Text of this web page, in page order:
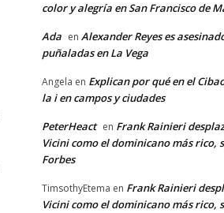
color y alegría en San Francisco de
Ada en Alexander Reyes es
puñaladas en La Vega
Angela en Explican por qué en el
la i en campos y ciudades
PeterHeact en Frank Rainieri
Vicini como el dominicano más rico,
Forbes
TimsothyEtema en Frank Rainieri
Vicini como el dominicano más rico,